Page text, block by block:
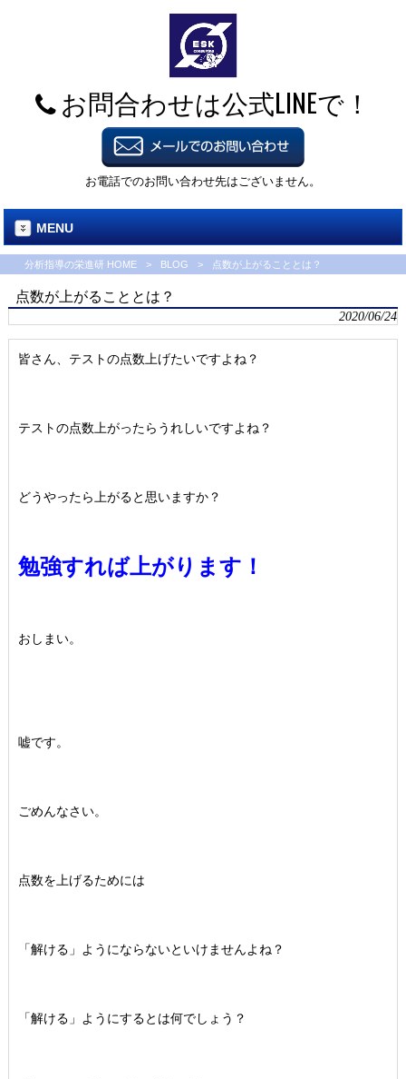
お問合わせは公式LINEで！
お電話でのお問い合わせ先はございません。
MENU
分析指導の栄進研 HOME > BLOG > 点数が上がることとは？
点数が上がることとは？
2020/06/24
皆さん、テストの点数上げたいですよね？
テストの点数上がったらうれしいですよね？
どうやったら上がると思いますか？
勉強すれば上がります！
おしまい。
嘘です。
ごめんなさい。
点数を上げるためには
「解ける」ようにならないといけませんよね？
「解ける」ようにするとは何でしょう？